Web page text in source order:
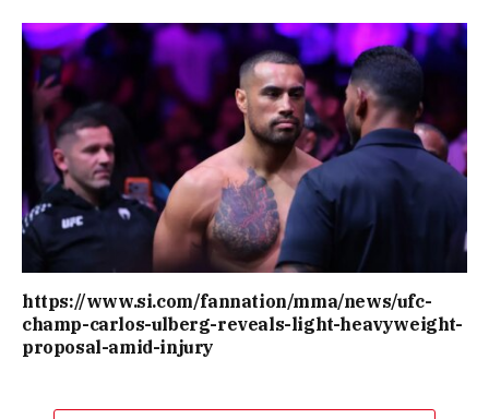
https://www.si.com/fannation/mma/news/ufc-
champ-carlos-ulberg-reveals-light-heavyweight-
proposal-amid-injury